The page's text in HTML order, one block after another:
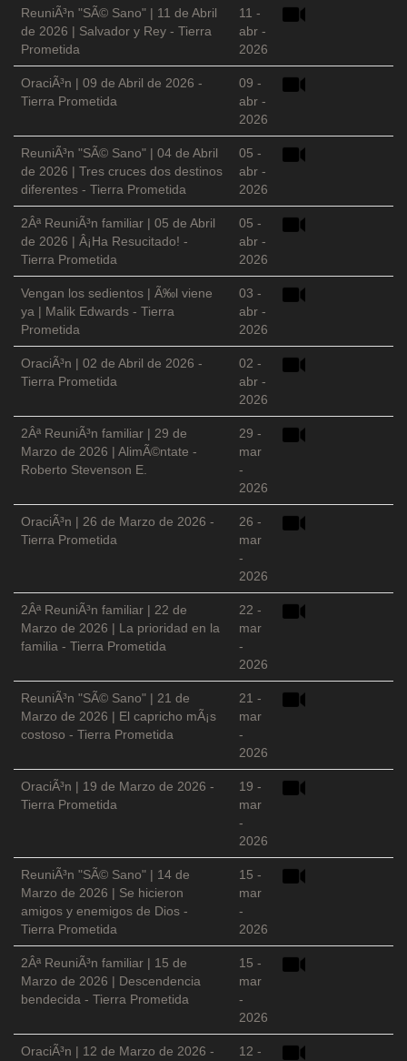
ReuniÃ³n "SÃ© Sano" | 11 de Abril
de 2026 | Salvador y Rey - Tierra
Prometida
11 -
abr -
2026
OraciÃ³n | 09 de Abril de 2026 -
Tierra Prometida
09 -
abr -
2026
ReuniÃ³n "SÃ© Sano" | 04 de Abril
de 2026 | Tres cruces dos destinos
diferentes - Tierra Prometida
05 -
abr -
2026
2Âª ReuniÃ³n familiar | 05 de Abril
de 2026 | Â¡Ha Resucitado! -
Tierra Prometida
05 -
abr -
2026
Vengan los sedientos | Ã‰l viene
ya | Malik Edwards - Tierra
Prometida
03 -
abr -
2026
OraciÃ³n | 02 de Abril de 2026 -
Tierra Prometida
02 -
abr -
2026
2Âª ReuniÃ³n familiar | 29 de
Marzo de 2026 | AlimÃ©ntate -
Roberto Stevenson E.
29 -
mar
-
2026
OraciÃ³n | 26 de Marzo de 2026 -
Tierra Prometida
26 -
mar
-
2026
2Âª ReuniÃ³n familiar | 22 de
Marzo de 2026 | La prioridad en la
familia - Tierra Prometida
22 -
mar
-
2026
ReuniÃ³n "SÃ© Sano" | 21 de
Marzo de 2026 | El capricho mÃ¡s
costoso - Tierra Prometida
21 -
mar
-
2026
OraciÃ³n | 19 de Marzo de 2026 -
Tierra Prometida
19 -
mar
-
2026
ReuniÃ³n "SÃ© Sano" | 14 de
Marzo de 2026 | Se hicieron
amigos y enemigos de Dios -
Tierra Prometida
15 -
mar
-
2026
2Âª ReuniÃ³n familiar | 15 de
Marzo de 2026 | Descendencia
bendecida - Tierra Prometida
15 -
mar
-
2026
OraciÃ³n | 12 de Marzo de 2026 -
12 -